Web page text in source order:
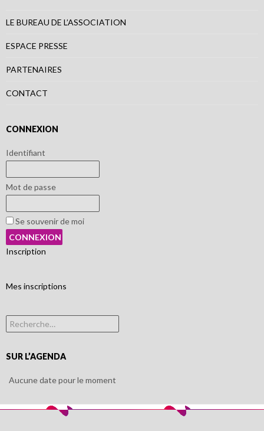
LE BUREAU DE L’ASSOCIATION
ESPACE PRESSE
PARTENAIRES
CONTACT
CONNEXION
Identifiant
Mot de passe
Se souvenir de moi
Inscription
Mes inscriptions
Rechercher :
SUR L’AGENDA
Aucune date pour le moment